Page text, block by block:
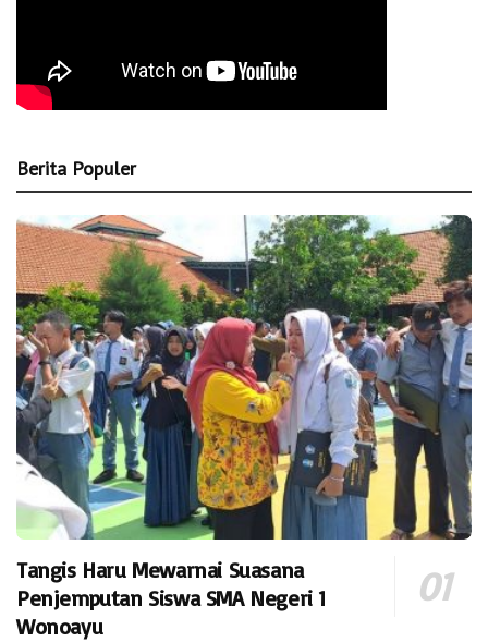
Berita Populer
Tangis Haru Mewarnai Suasana
Penjemputan Siswa SMA Negeri 1
Wonoayu